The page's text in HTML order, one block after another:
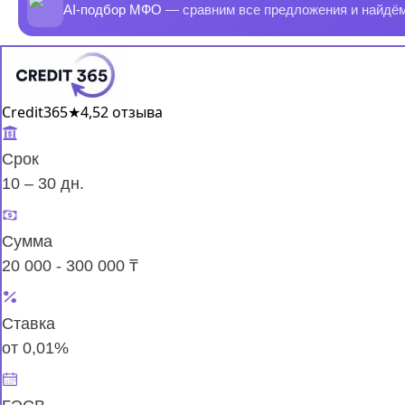
AI-подбор МФО — сравним все предложения и
Credit365★4,52 отзыва
Срок
10 – 30 дн.
Сумма
20 000 - 300 000 ₸
Ставка
от 0,01%